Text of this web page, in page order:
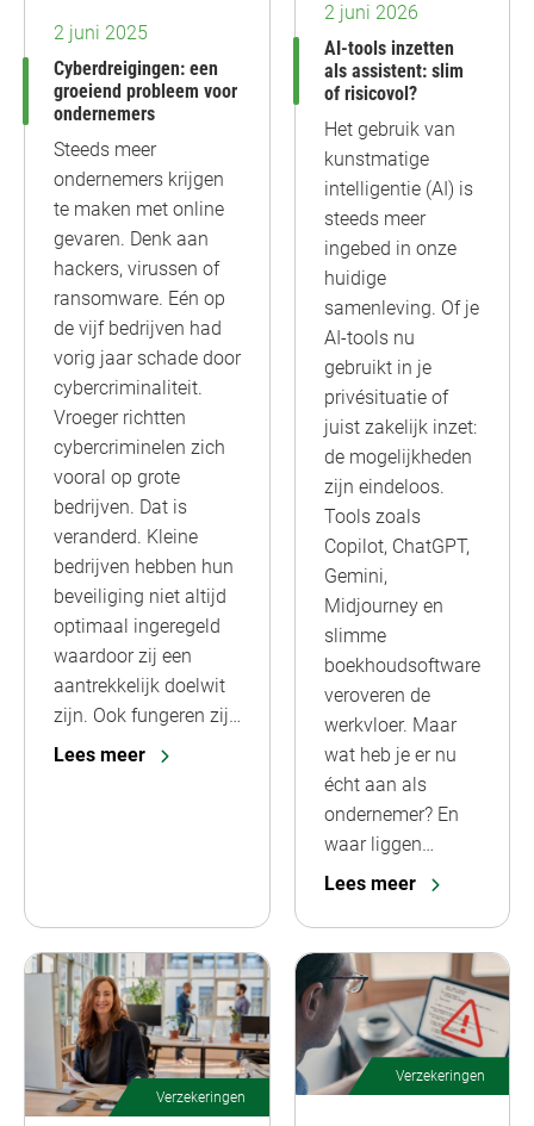
2 juni 2025
Cyberdreigingen: een
groeiend probleem voor
ondernemers
Steeds meer
ondernemers krijgen
te maken met online
gevaren. Denk aan
hackers, virussen of
ransomware. Eén op
de vijf bedrijven had
vorig jaar schade door
cybercriminaliteit.
Vroeger richtten
cybercriminelen zich
vooral op grote
bedrijven. Dat is
veranderd. Kleine
bedrijven hebben hun
beveiliging niet altijd
optimaal ingeregeld
waardoor zij een
aantrekkelijk doelwit
zijn. Ook fungeren zij…
Lees meer
2 juni 2026
AI-tools inzetten
als assistent: slim
of risicovol?
Het gebruik van
kunstmatige
intelligentie (AI) is
steeds meer
ingebed in onze
huidige
samenleving. Of je
AI-tools nu
gebruikt in je
privésituatie of
juist zakelijk inzet:
de mogelijkheden
zijn eindeloos.
Tools zoals
Copilot, ChatGPT,
Gemini,
Midjourney en
slimme
boekhoudsoftware
veroveren de
werkvloer. Maar
wat heb je er nu
écht aan als
ondernemer? En
waar liggen…
Lees meer
Verzekeringen
Verzekeringen